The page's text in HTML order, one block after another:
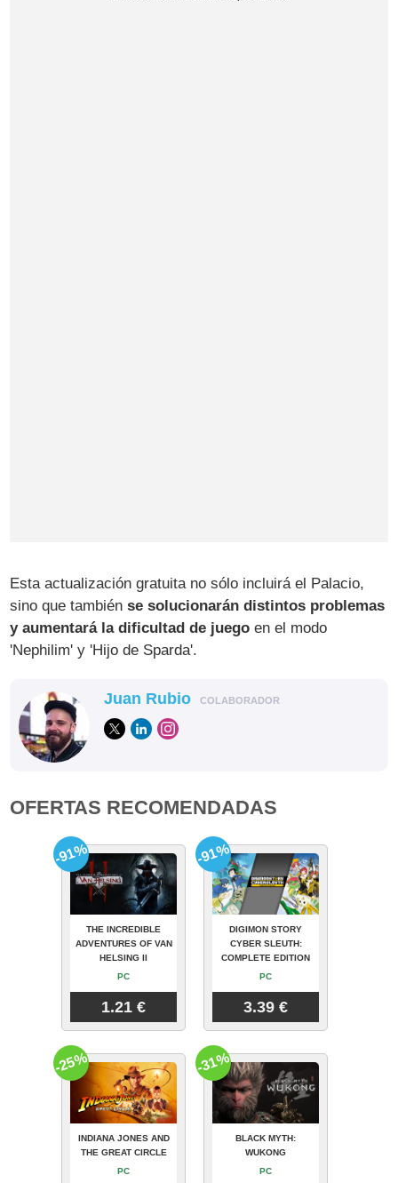
Esta actualización gratuita no sólo incluirá el Palacio,
sino que tambiénse solucionarán distintos problemas
y aumentará la dificultad de juego en el modo
'Nephilim' y 'Hijo de Sparda'.
Juan Rubio COLABORADOR
OFERTAS RECOMENDADAS
THE INCREDIBLE
ADVENTURES OF VAN
HELSING II
PC
1.21 €
-91%
DIGIMON STORY
CYBER SLEUTH:
COMPLETE EDITION
PC
3.39 €
-91%
INDIANA JONES AND
THE GREAT CIRCLE
PC
-25%
BLACK MYTH:
WUKONG
PC
-31%